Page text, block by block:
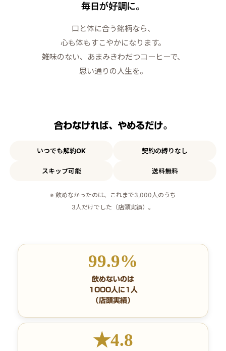
毎日が好調に。
口と体に合う銘柄なら、
心も体もすこやかになります。
雑味のない、あまみきわだつコーヒーで、
思い通りの人生を。
合わなければ、やめるだけ。
いつでも解約OK 契約の縛りなし
スキップ可能 送料無料
※ 飲めなかったのは、これまで3,000人のうち
3人だけでした（店頭実績）。
99.9%
飲めないのは
1000人に1人
（店頭実績）
★4.8